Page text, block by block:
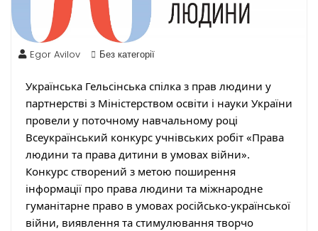
Egor Avilov Без категорії
Українська Гельсінська спілка з прав людини у
партнерстві з Міністерством освіти і науки України
провели у поточному навчальному році
Всеукраїнський конкурс учнівських робіт «Права
людини та права дитини в умовах війни».
Конкурс створений з метою поширення
інформації про права людини та міжнародне
гуманітарне право в умовах російсько-української
війни, виявлення та стимулювання творчо